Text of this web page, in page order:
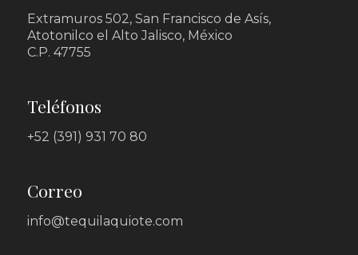
Extramuros 502, San Francisco de Asís,
Atotonilco el Alto Jalisco, México
C.P. 47755
Teléfonos
+52 (391) 931 70 80
Correo
info@tequilaquiote.com